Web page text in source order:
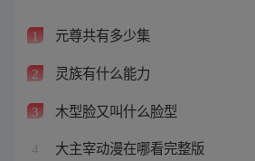
1 元尊共有多少集
2 灵族有什么能力
3 木型脸又叫什么脸型
4 大主宰动漫在哪看完整版